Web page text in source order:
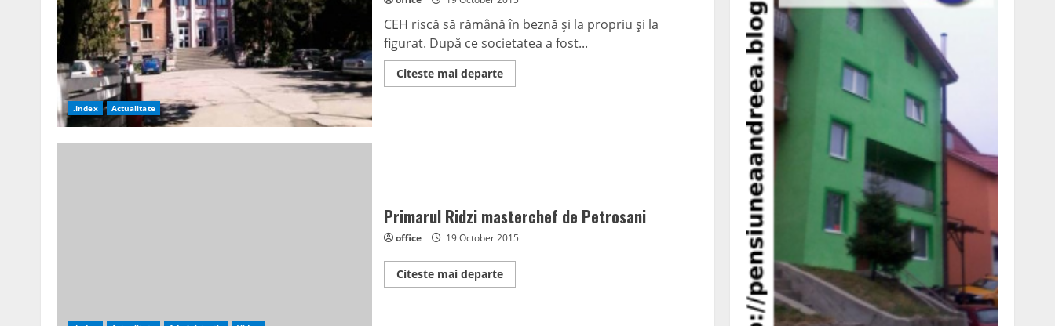
.Index Actualitate
CEH riscă să rămână în beznă şi la propriu şi la
figurat. După ce societatea a fost...
Citeste mai departeRead
more
Primarul Ridzi masterchef de Petrosani
office 19 October 2015
Citeste mai departeRead
more